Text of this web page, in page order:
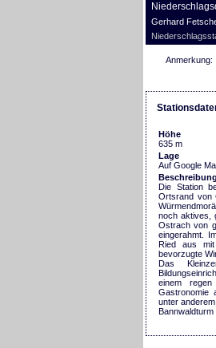
Gerhard
Anmerkung:
Höhe
635 m
Lage
Auf Google
Beschreibung
Die Station
Ortsrand von
noch aktives,
Ostrach von
eingerahmt.
Ried aus
bevorzugte
Das
einem
Gastronomie
unter